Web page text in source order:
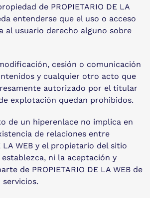
de PROPIETARIO DE LA
entenderse que el uso o acceso
al usuario derecho alguno sobre
cesión o comunicación
y cualquier otro acto que
autorizado por el titular
explotación quedan prohibidos.
de un hiperenlace no implica en
de relaciones entre
LA WEB y el propietario del sitio
ni la aceptación y
de PROPIETARIO DE LA WEB de